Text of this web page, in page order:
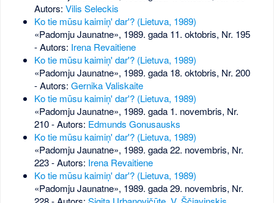
Autors: Vilis Seleckis
Ko tie mūsu kaimiņ' dar'? (Lietuva, 1989)
«Padomju Jaunatne», 1989. gada 11. oktobris, Nr. 195
- Autors: Irena Revaitiene
Ko tie mūsu kaimiņ' dar'? (Lietuva, 1989)
«Padomju Jaunatne», 1989. gada 18. oktobris, Nr. 200
- Autors: Gernika Valiskaite
Ko tie mūsu kaimiņ' dar'? (Lietuva, 1989)
«Padomju Jaunatne», 1989. gada 1. novembris, Nr.
210- Autors: Edmunds Gonusausks
Ko tie mūsu kaimiņ' dar'? (Lietuva, 1989)
«Padomju Jaunatne», 1989. gada 22. novembris, Nr.
223- Autors: Irena Revaitiene
Ko tie mūsu kaimiņ' dar'? (Lietuva, 1989)
«Padomju Jaunatne», 1989. gada 29. novembris, Nr.